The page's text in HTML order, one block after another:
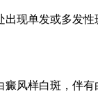
单发或多发性
样白斑，伴